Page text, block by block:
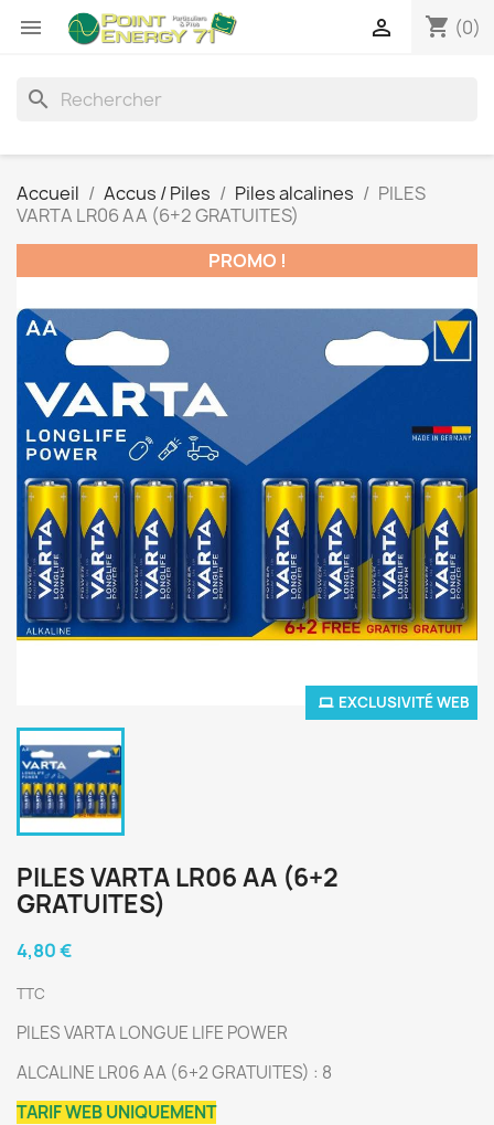
 shopping_cart (0)

search
Accueil Accus / Piles Piles alcalines
PILES
VARTA LR06 AA (6+2 GRATUITES)
EXCLUSIVITÉ WEB
PROMO !
PILES VARTA LR06 AA (6+2
GRATUITES)
4,80 €
TTC
PILES VARTA LONGUE LIFE POWER
ALCALINE LR06 AA (6+2 GRATUITES) : 8
TARIF WEB UNIQUEMENT